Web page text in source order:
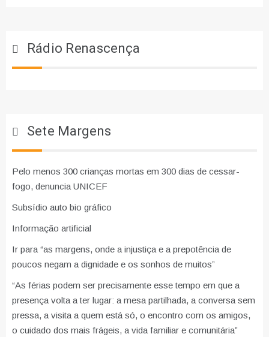
Rádio Renascença
Sete Margens
Pelo menos 300 crianças mortas em 300 dias de cessar-
fogo, denuncia UNICEF
Subsídio auto bio gráfico
Informação artificial
Ir para “as margens, onde a injustiça e a prepotência de
poucos negam a dignidade e os sonhos de muitos”
“As férias podem ser precisamente esse tempo em que a
presença volta a ter lugar: a mesa partilhada, a conversa sem
pressa, a visita a quem está só, o encontro com os amigos,
o cuidado dos mais frágeis, a vida familiar e comunitária”